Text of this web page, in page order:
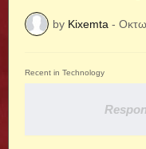
by Kixemta -
Recent in Technology